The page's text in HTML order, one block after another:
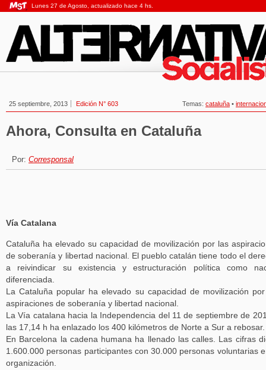
Lunes 27 de Agosto, actualizado hace 4 hs.
25 septiembre, 2013 Edición N° 603 Temas: cataluña •
Ahora, Consulta en Cataluña
Por: Corresponsal
Vía Catalana
Cataluña ha elevado su capacidad de movilización por las
de soberanía y libertad nacional. El pueblo catalán tiene todo el
a reivindicar su existencia y estructuración política como
diferenciada.
La Cataluña popular ha elevado su capacidad de movilización
aspiraciones de soberanía y libertad nacional.
La Vía catalana hacia la Independencia del 11 de septiembre de
las 17,14 h ha enlazado los 400 kilómetros de Norte a Sur a rebosar.
En Barcelona la cadena humana ha llenado las calles. Las cifras
1.600.000 personas participantes con 30.000 personas voluntarias
organización.